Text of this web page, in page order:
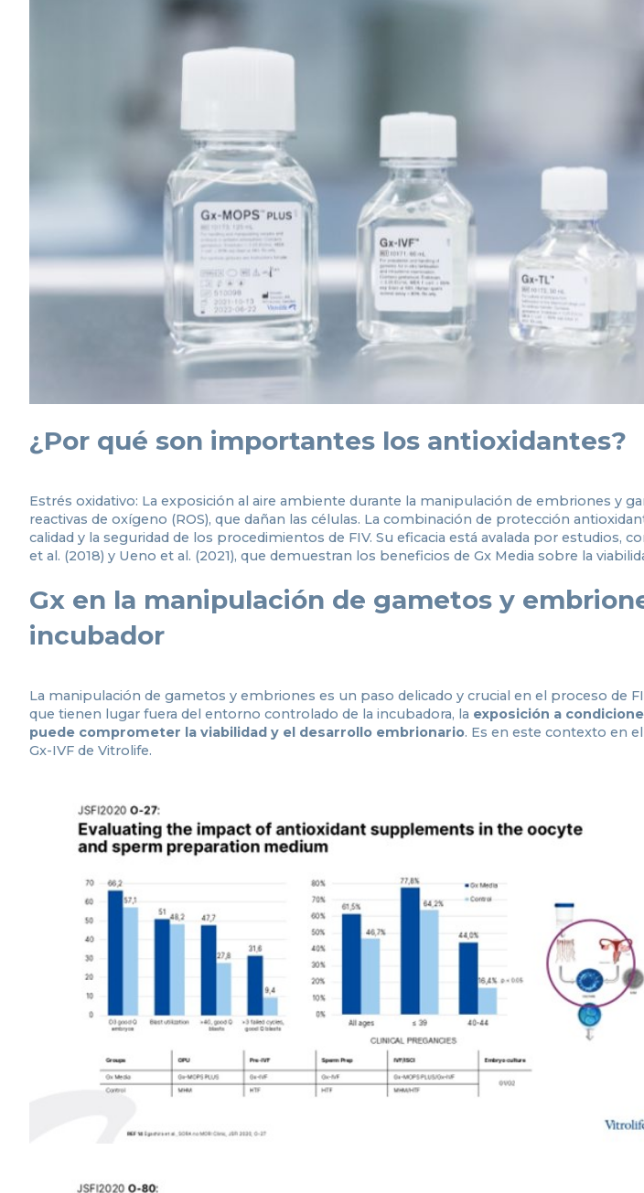
¿Por qué son importantes los antioxidantes?
Estrés oxidativo: La exposición al aire ambiente durante la manipulación de embriones y
reactivas de oxígeno (ROS), que dañan las células. La combinación de protección
calidad y la seguridad de los procedimientos de FIV. Su eficacia está avalada por estudios,
et al. (2018) y Ueno et al. (2021), que demuestran los beneficios de Gx Media sobre la
Gx en la manipulación de gametos y
incubador
La manipulación de gametos y embriones es un paso delicado y crucial en el proceso de
que tienen lugar fuera del entorno controlado de la incubadora, la exposición a
puede comprometer la viabilidad y el desarrollo embrionario. Es en este contexto en
Gx-IVF de Vitrolife.